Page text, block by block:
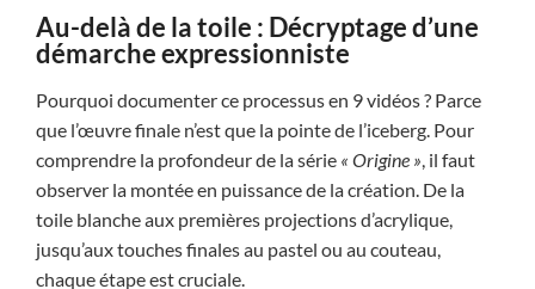
Au-delà de la toile : Décryptage d’une
démarche expressionniste
Pourquoi documenter ce processus en 9 vidéos ? Parce
que l’œuvre finale n’est que la pointe de l’iceberg. Pour
comprendre la profondeur de la série « Origine », il faut
observer la montée en puissance de la création. De la
toile blanche aux premières projections d’acrylique,
jusqu’aux touches finales au pastel ou au couteau,
chaque étape est cruciale.